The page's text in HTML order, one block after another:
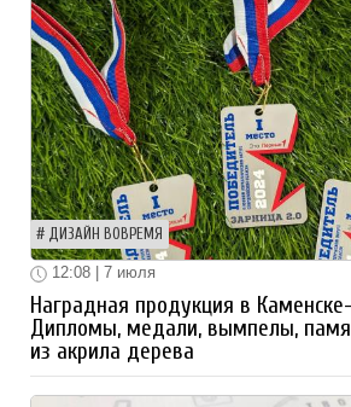
ДИЗАЙН ВОВРЕМЯ
12:08 | 7 июля
Наградная продукция в
Дипломы, медали, вымпелы,
из акрила дерева